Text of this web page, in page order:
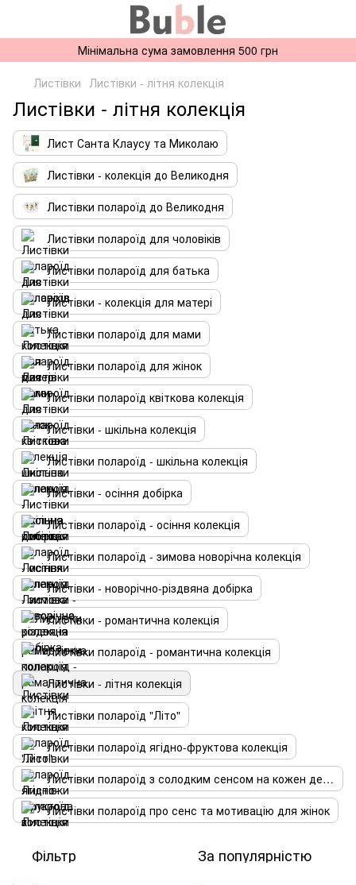
Мінімальна сума замовлення 500 грн
Листівки Листівки - літня колекція
Листівки - літня колекція
Лист Санта Клаусу та Миколаю
Листівки - колекція до Великодня
Листівки полароїд до Великодня
Листівки полароїд для чоловіків
Листівки полароїд для батька
Листівки - колекція для матері
Листівки полароїд для мами
Листівки полароїд для жінок
Листівки полароїд квіткова колекція
Листівки - шкільна колекція
Листівки полароїд - шкільна колекція
Листівки - осіння добірка
Листівки полароїд - осіння колекція
Листівки полароїд - зимова новорічна колекція
Листівки - новорічно-різдвяна добірка
Листівки - романтична колекція
Листівки полароїд - романтична колекція
Листівки - літня колекція
Листівки полароїд "Літо"
Листівки полароїд ягідно-фруктова колекція
Листівки полароїд з солодким сенсом на кожен день
Листівки полароїд про сенс та мотивацію для жінок
Фільтр За популярністю